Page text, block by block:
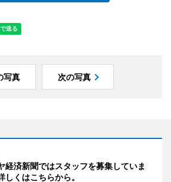
写真 次の写真
経済新聞ではスタッフを募集していま
しくはこちらから。